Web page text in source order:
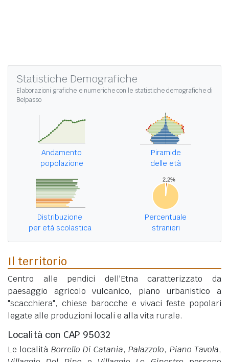
Statistiche Demografiche
Elaborazioni grafiche e numeriche con le statistiche demografiche di
Belpasso
Andamento
popolazione
Piramide
delle età
Distribuzione
per età scolastica
Percentuale
stranieri
Il territorio
Centro alle pendici dell'Etna caratterizzato da
paesaggio agricolo vulcanico, piano urbanistico a
"scacchiera", chiese barocche e vivaci feste popolari
legate alle produzioni locali e alla vita rurale.
Località con CAP 95032
Le località Borrello Di Catania,Palazzolo, Piano Tavola,